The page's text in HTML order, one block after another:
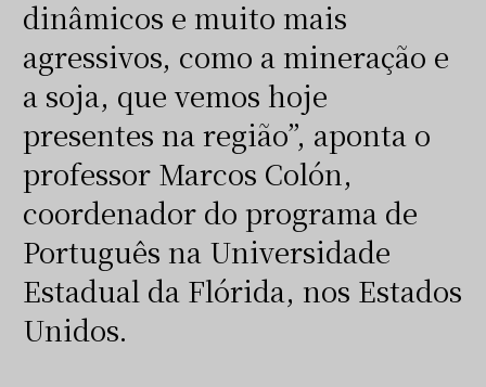
dinâmicos e muito mais
agressivos, como a mineração e
a soja, que vemos hoje
presentes na região”, aponta o
professor Marcos Colón,
coordenador do programa de
Português na Universidade
Estadual da Flórida, nos Estados
Unidos.